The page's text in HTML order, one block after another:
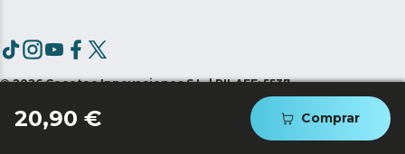
20,90 € Comprar
©2026 Cecotec Innovaciones S.L. | RII-AEE: 5537